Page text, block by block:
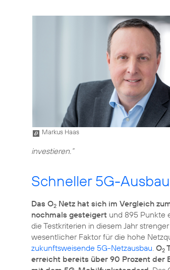
Markus Haas
investieren.“
Schneller 5G-
Das O2 Netz hat sich im Vergleich
nochmals gesteigert und 895 Punkte
die Testkriterien in diesem Jahr strenger
wesentlicher Faktor für die hohe
zukunftsweisende 5G-Netzausbau O2
erreicht bereits über 90 Prozent der